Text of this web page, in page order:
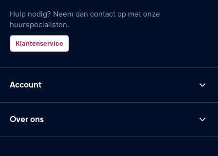
Hulp nodig? Neem dan contact op met onze
huurspecialisten.
Klantenservice
Account
Over ons